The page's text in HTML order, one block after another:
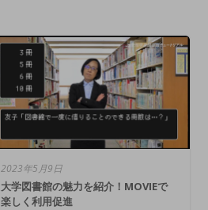
2023年5月9日
大学図書館の魅力を紹介！MOVIEで
楽しく利用促進